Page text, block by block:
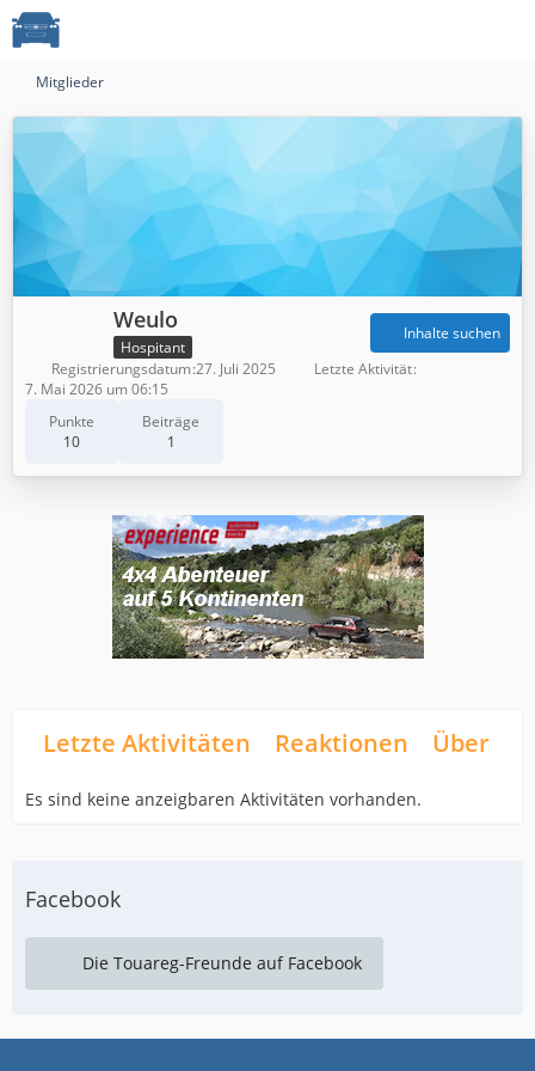
Mitglieder
Weulo
Hospitant
Punkte
10
Beiträge
1
Inhalte suchen
Registrierungsdatum 27. Juli 2025
Letzte Aktivität
7. Mai 2026 um 06:15
Letzte Aktivitäten Reaktionen Über
Es sind keine anzeigbaren Aktivitäten vorhanden.
Facebook
Die Touareg-Freunde auf Facebook